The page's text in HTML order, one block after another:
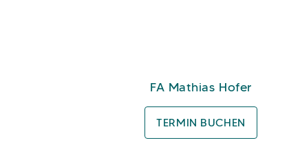
FA Mathias Hofer
TERMIN BUCHEN